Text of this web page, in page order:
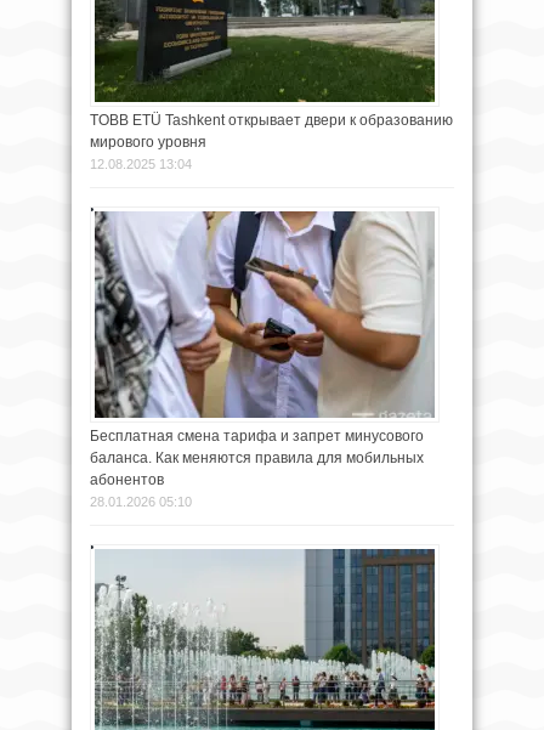
TOBB ETÜ Tashkent открывает двери к образованию
мирового уровня
12.08.2025 13:04
Бесплатная смена тарифа и запрет минусового
баланса. Как меняются правила для мобильных
абонентов
28.01.2026 05:10